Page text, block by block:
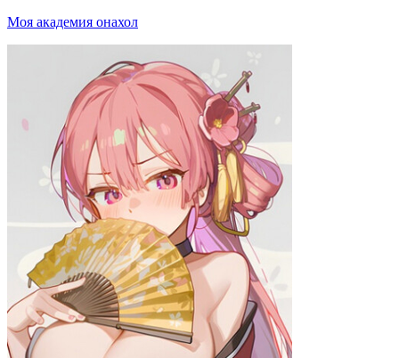
Моя академия онахол